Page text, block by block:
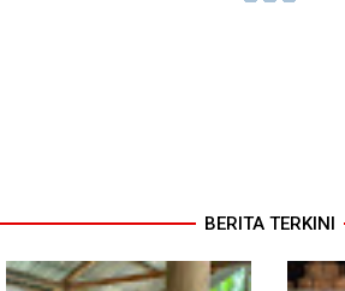
BERITA TERKINI